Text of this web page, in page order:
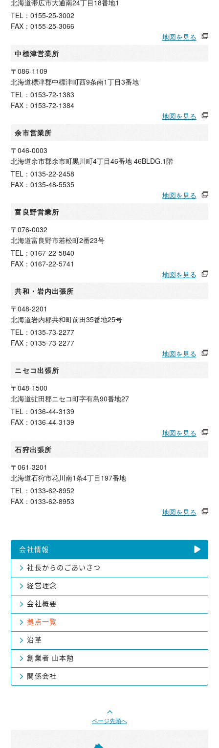
北海道帯広市大通南24丁目18番地1
TEL：0155-25-3002
FAX：0155-25-3066
地図を見る
中標津営業所
〒086-1109
北海道標津郡中標津町西9条南1丁目3番地
TEL：0153-72-1383
FAX：0153-72-1384
地図を見る
余市営業所
〒046-0003
北海道余市郡余市町黒川町4丁目46番地 46BLDG.1階
TEL：0135-22-2458
FAX：0135-48-5535
地図を見る
富良野営業所
〒076-0032
北海道富良野市若松町2番23号
TEL：0167-22-5840
FAX：0167-22-5741
地図を見る
共和・岩内出張所
〒048-2201
北海道岩内郡共和町前田35番地25号
TEL：0135-73-2277
FAX：0135-73-2277
地図を見る
ニセコ出張所
〒048-1500
北海道虻田郡ニセコ町字有島90番地27
TEL：0136-44-3139
FAX：0136-44-3139
地図を見る
石狩出張所
〒061-3201
北海道石狩市花川南1条4丁目197番地
TEL：0133-62-8952
FAX：0133-62-8953
地図を見る
会社情報
社長からの ごあいさつ
経営理念
会社概要
拠点一覧
沿革
創業者 山本勉
関係会社
ページ先頭へ